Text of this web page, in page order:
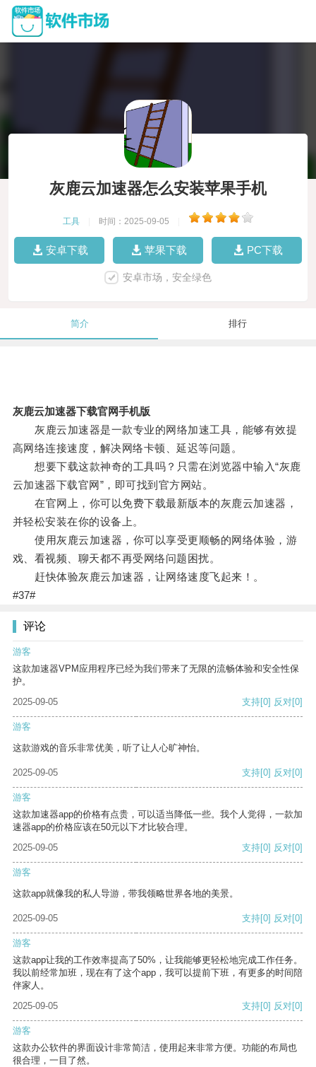
灰鹿云加速器怎么安装苹果手机
工具 时间：2025-09-05
安卓下载 苹果下载 PC下载
安卓市场，安全绿色
简介 排行
灰鹿云加速器下载官网手机版
灰鹿云加速器是一款专业的网络加速工具，能够有效提
高网络连接速度，解决网络卡顿、延迟等问题。
想要下载这款神奇的工具吗？只需在浏览器中输入“灰鹿
云加速器下载官网”，即可找到官方网站。
在官网上，你可以免费下载最新版本的灰鹿云加速器，
并轻松安装在你的设备上。
使用灰鹿云加速器，你可以享受更顺畅的网络体验，游
戏、看视频、聊天都不再受网络问题困扰。
赶快体验灰鹿云加速器，让网络速度飞起来！。
#37#
评论
游客
这款加速器VPM应用程序已经为我们带来了无限的流畅体验和安全性保
护。
2025-09-05
支持[0] 反对[0]
游客
这款游戏的音乐非常优美，听了让人心旷神怡。
2025-09-05 支持[0] 反对[0]
游客
这款加速器app的价格有点贵，可以适当降低一些。我个人觉得，一款加
速器app的价格应该在50元以下才比较合理。
2025-09-05
支持[0] 反对[0]
游客
这款app就像我的私人导游，带我领略世界各地的美景。
2025-09-05 支持[0] 反对[0]
游客
这款app让我的工作效率提高了50%，让我能够更轻松地完成工作任务。
我以前经常加班，现在有了这个app，我可以提前下班，有更多的时间陪
伴家人。
2025-09-05
支持[0] 反对[0]
游客
这款办公软件的界面设计非常简洁，使用起来非常方便。功能的布局也
很合理，一目了然。